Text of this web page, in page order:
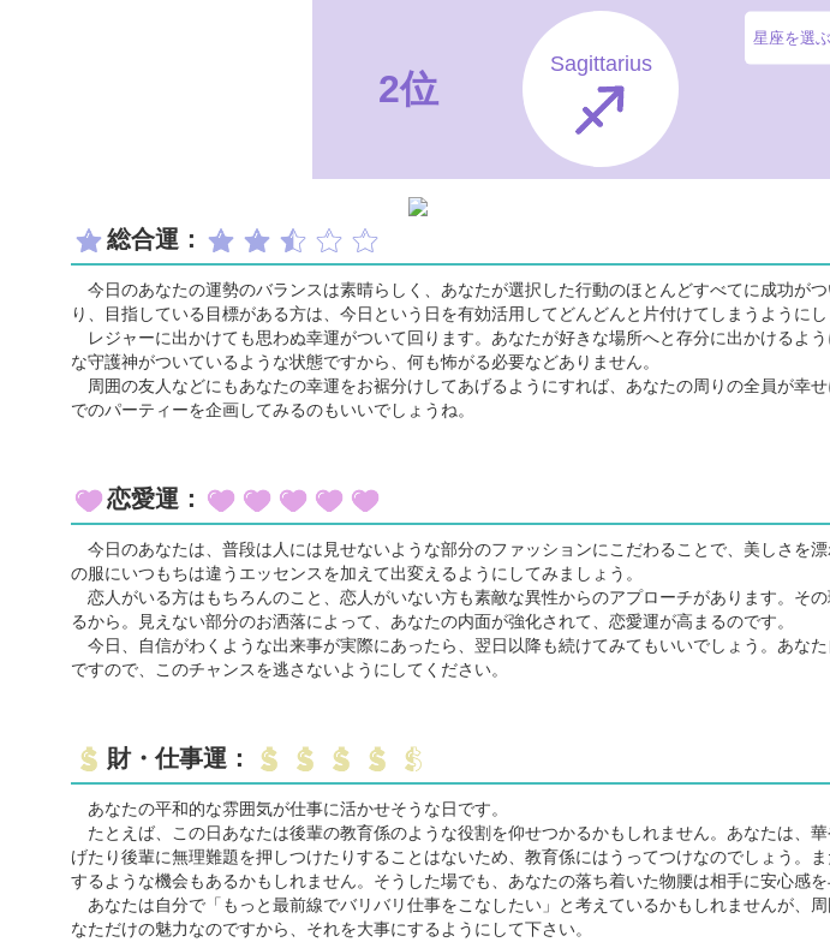
2位
Sagittarius
星座を選ぶ
総合運：
今日のあなたの運勢のバランスは素晴らしく、あなたが選択した行動のほとんどすべてに成功が
り、目指している目標がある方は、今日という日を有効活用してどんどんと片付けてしまうようにし
レジャーに出かけても思わぬ幸運がついて回ります。あなたが好きな場所へと存分に出かけるよ
な守護神がついているような状態ですから、何も怖がる必要などありません。
周囲の友人などにもあなたの幸運をお裾分けしてあげるようにすれば、あなたの周りの全員が幸
でのパーティーを企画してみるのもいいでしょうね。
恋愛運：
今日のあなたは、普段は人には見せないような部分のファッションにこだわることで、美しさを
の服にいつもちは違うエッセンスを加えて出変えるようにしてみましょう。
恋人がいる方はもちろんのこと、恋人がいない方も素敵な異性からのアプローチがあります。そ
るから。見えない部分のお洒落によって、あなたの内面が強化されて、恋愛運が高まるのです。
今日、自信がわくような出来事が実際にあったら、翌日以降も続けてみてもいいでしょう。あな
ですので、このチャンスを逃さないようにしてください。
財・仕事運：
あなたの平和的な雰囲気が仕事に活かせそうな日です。
たとえば、この日あなたは後輩の教育係のような役割を仰せつかるかもしれません。あなたは、
げたり後輩に無理難題を押しつけたりすることはないため、教育係にはうってつけなのでしょう。
するような機会もあるかもしれません。そうした場でも、あなたの落ち着いた物腰は相手に安心感を
あなたは自分で「もっと最前線でバリバリ仕事をこなしたい」と考えているかもしれませんが、
なただけの魅力なのですから、それを大事にするようにして下さい。